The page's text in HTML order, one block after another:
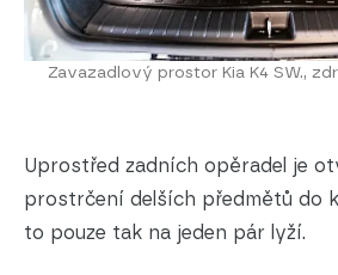
Zavazadlový prostor Kia K4 SW.,
Uprostřed zadních opěradel je
prostrčení delších předmětů do
to pouze tak na jeden pár lyží.